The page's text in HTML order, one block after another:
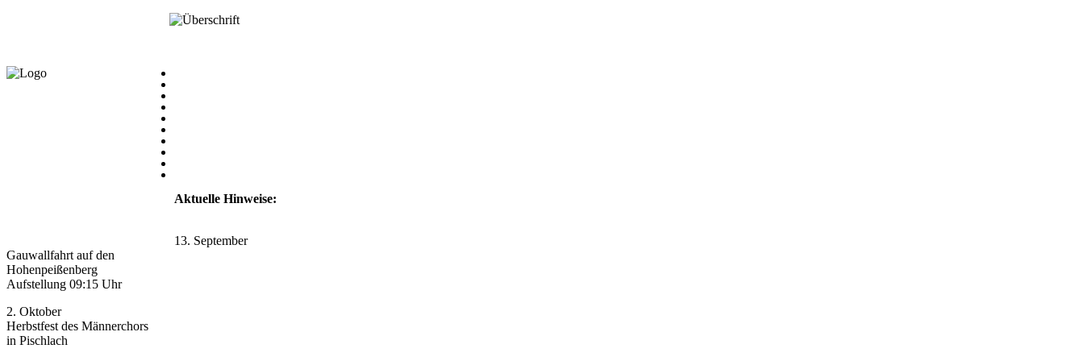
Aktuelle Hinweise:
13. September
Gauwallfahrt auf den
Hohenpeißenberg
Aufstellung 09:15 Uhr
2. Oktober
Herbstfest des Männerchors
in Pischlach